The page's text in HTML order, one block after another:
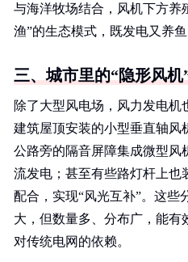
与海洋牧场结合，风机下方养
渔”的生态模式，既发电又养鱼
三、城市里的“隐形风
除了大型风电场，风力发电机
建筑屋顶安装的小型垂直轴风
公路旁的隔音屏障集成微型风
流发电；甚至有些路灯杆上也
配合，实现“风光互补”。这些
大，但数量多、分布广，能有
对传统电网的依赖。